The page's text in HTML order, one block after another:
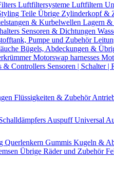
Luftfiltersysteme Luftfiltern
Teile Übrige Zylinderkopf &
& Kurbelwellen Lagern &
Sensoren & Dichtungen
Pumpe und Zubehör
Bügels, Abdeckungen &
Motorswap harnesses
& Controllers Sensoren | Schalter |
Flüssigkeiten & Zubehör
Auspuff Universal
Querlenkern Gummis Kugeln &
Übrige Räder und Zubehör